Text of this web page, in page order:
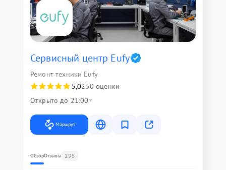
Сервисный центр Eufy
Ремонт техники Eufy
5,0250 оценки
Открыто до 21:00
Маршрут
ОбзорОтзывы 295